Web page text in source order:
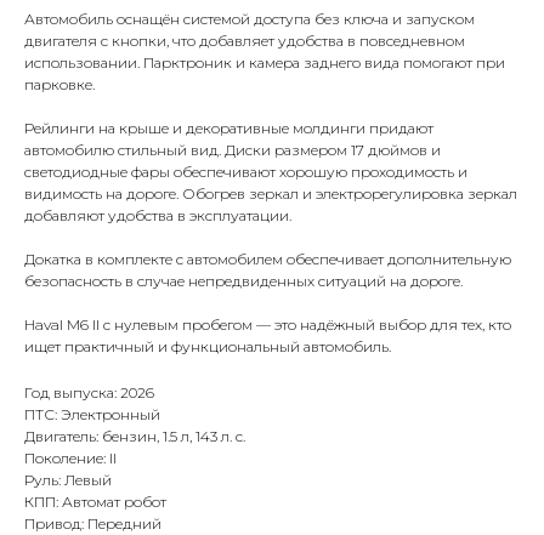
Автомобиль оснащён системой доступа без ключа и запуском
двигателя с кнопки, что добавляет удобства в повседневном
использовании. Парктроник и камера заднего вида помогают при
парковке.
Рейлинги на крыше и декоративные молдинги придают
автомобилю стильный вид. Диски размером 17 дюймов и
светодиодные фары обеспечивают хорошую проходимость и
видимость на дороге. Обогрев зеркал и электрорегулировка зеркал
добавляют удобства в эксплуатации.
Докатка в комплекте с автомобилем обеспечивает дополнительную
безопасность в случае непредвиденных ситуаций на дороге.
Haval M6 II с нулевым пробегом — это надёжный выбор для тех, кто
ищет практичный и функциональный автомобиль.
Год выпуска: 2026
ПТС: Электронный
Двигатель: бензин, 1.5 л, 143 л. с.
Поколение: II
Руль: Левый
КПП: Автомат робот
Привод: Передний